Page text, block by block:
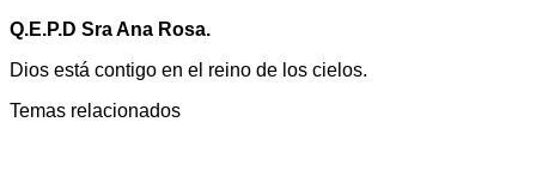
Q.E.P.D Sra Ana Rosa.
Dios está contigo en el reino de los cielos.
Temas relacionados